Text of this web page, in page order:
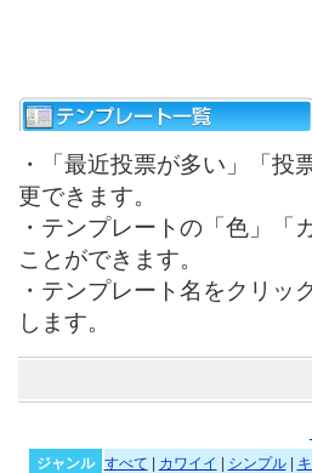
・「最近投票が多い」「投
更できます。
・テンプレートの「色」「
ことができます。
・テンプレート名をクリッ
します。
ジャンル すべて カワイイ シンプル|